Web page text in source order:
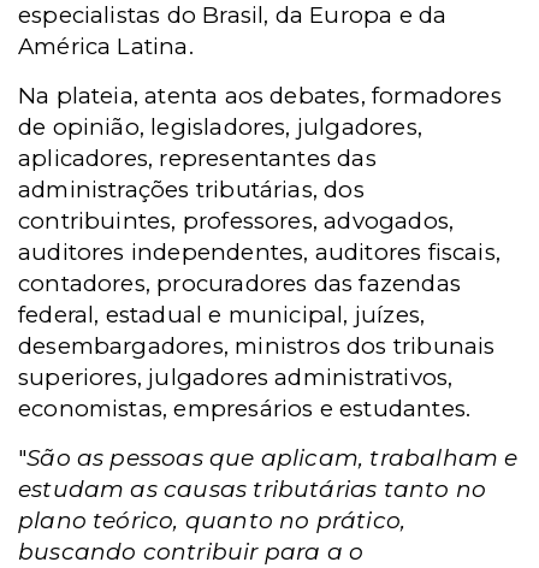
especialistas do Brasil, da Europa e da
América Latina.
Na plateia, atenta aos debates, formadores
de opinião, legisladores, julgadores,
aplicadores, representantes das
administrações tributárias, dos
contribuintes, professores, advogados,
auditores independentes, auditores fiscais,
contadores, procuradores das fazendas
federal, estadual e municipal, juízes,
desembargadores, ministros dos tribunais
superiores, julgadores administrativos,
economistas, empresários e estudantes.
"São as pessoas que aplicam, trabalham e
estudam as causas tributárias tanto no
plano teórico, quanto no prático,
buscando contribuir para a o